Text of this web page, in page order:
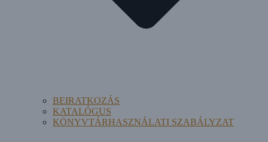
BEIRATKOZÁS
KATALÓGUS
KÖNYVTÁRHASZNÁLATI SZABÁLYZAT